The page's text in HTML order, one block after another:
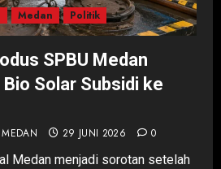
Medan Politik
SPBU Medan
Bio Solar Subsidi ke
29 JUNI 2026 0
Medan menjadi sorotan setelah